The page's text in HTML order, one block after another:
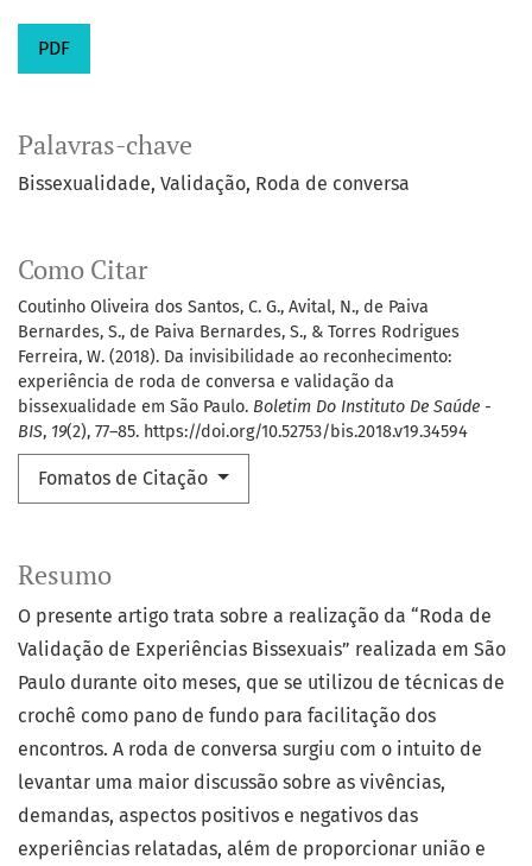
PDF
Palavras-chave
Bissexualidade Validação Roda de conversa
Como Citar
Coutinho Oliveira dos Santos, C. G., Avital, N., de Paiva
Bernardes, S., de Paiva Bernardes, S., & Torres Rodrigues
Ferreira, W. (2018). Da invisibilidade ao reconhecimento:
experiência de roda de conversa e validação da
bissexualidade em São Paulo. Boletim Do Instituto De Saúde -
BIS, 19(2), 77–85. https://doi.org/10.52753/bis.2018.v19.34594
Fomatos de Citação
Resumo
O presente artigo trata sobre a realização da “Roda de
Validação de Experiências Bissexuais” realizada em São
Paulo durante oito meses, que se utilizou de técnicas de
crochê como pano de fundo para facilitação dos
encontros. A roda de conversa surgiu com o intuito de
levantar uma maior discussão sobre as vivências,
demandas, aspectos positivos e negativos das
experiências relatadas, além de proporcionar união e